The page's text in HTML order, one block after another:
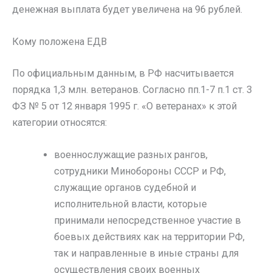
денежная выплата будет увеличена на 96 рублей.
Кому положена ЕДВ
По официальным данным, в РФ насчитывается
порядка 1,3 млн. ветеранов. Согласно пп.1-7 п.1 ст. 3
ФЗ № 5 от 12 января 1995 г. «О ветеранах» к этой
категории относятся:
военнослужащие разных рангов,
сотрудники Минобороны СССР и РФ,
служащие органов судебной и
исполнительной власти, которые
принимали непосредственное участие в
боевых действиях как на территории РФ,
так и направленные в иные страны для
осуществления своих военных